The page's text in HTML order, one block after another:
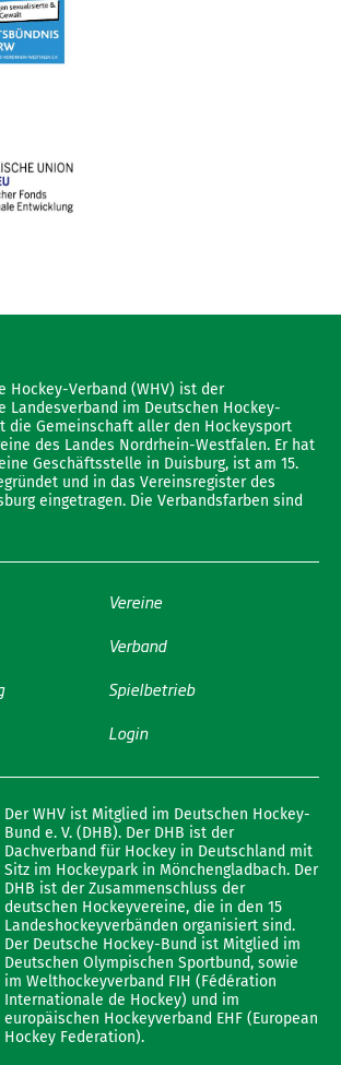
Hockey-Verband (WHV) ist der
Landesverband im Deutschen Hockey-
die Gemeinschaft aller den Hockeysport
des Landes Nordrhein-Westfalen. Er hat
Geschäftsstelle in Duisburg, ist am 15.
und in das Vereinsregister des
eingetragen. Die Verbandsfarben sind
Vereine
Verband
Spielbetrieb
Login
Der WHV ist Mitglied im Deutschen Hockey-
Bund e. V. (DHB). Der DHB ist der
Dachverband für Hockey in Deutschland mit
Sitz im Hockeypark in Mönchengladbach. Der
DHB ist der Zusammenschluss der
deutschen Hockeyvereine, die in den 15
Landeshockeyverbänden organisiert sind.
Der Deutsche Hockey-Bund ist Mitglied im
Deutschen Olympischen Sportbund, sowie
im Welthockeyverband FIH (Fédération
Internationale de Hockey) und im
europäischen Hockeyverband EHF (European
Hockey Federation).